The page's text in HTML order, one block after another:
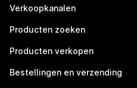
Verkoopkanalen
Producten zoeken
Producten verkopen
Bestellingen en verzending